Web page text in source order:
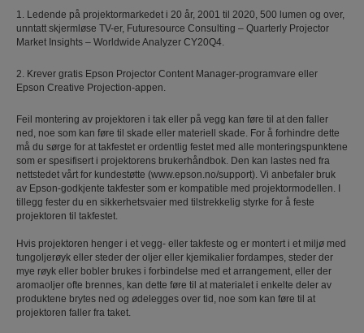
1. Ledende på projektormarkedet i 20 år, 2001 til 2020, 500 lumen og over,
unntatt skjermløse TV-er, Futuresource Consulting – Quarterly Projector
Market Insights – Worldwide Analyzer CY20Q4.
2. Krever gratis Epson Projector Content Manager-programvare eller
Epson Creative Projection-appen.
Feil montering av projektoren i tak eller på vegg kan føre til at den faller
ned, noe som kan føre til skade eller materiell skade. For å forhindre dette
må du sørge for at takfestet er ordentlig festet med alle monteringspunktene
som er spesifisert i projektorens brukerhåndbok. Den kan lastes ned fra
nettstedet vårt for kundestøtte (www.epson.no/support). Vi anbefaler bruk
av Epson-godkjente takfester som er kompatible med projektormodellen. I
tillegg fester du en sikkerhetsvaier med tilstrekkelig styrke for å feste
projektoren til takfestet.
Hvis projektoren henger i et vegg- eller takfeste og er montert i et miljø med
tungoljerøyk eller steder der oljer eller kjemikalier fordampes, steder der
mye røyk eller bobler brukes i forbindelse med et arrangement, eller der
aromaoljer ofte brennes, kan dette føre til at materialet i enkelte deler av
produktene brytes ned og ødelegges over tid, noe som kan føre til at
projektoren faller fra taket.